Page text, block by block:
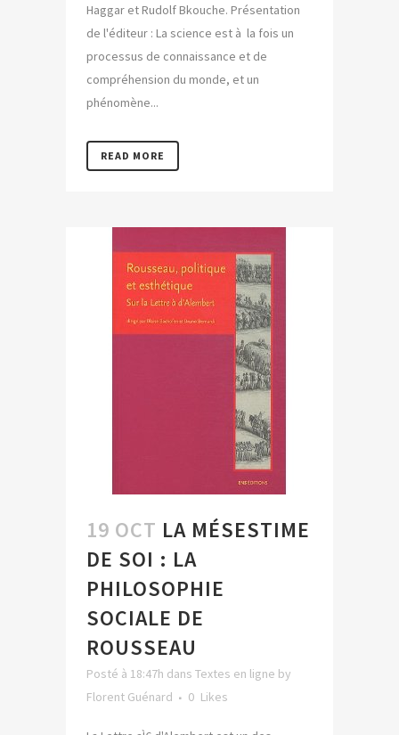
Haggar et Rudolf Bkouche. Présentation
de l'éditeur : La science est à la fois un
processus de connaissance et de
compréhension du monde, et un
phénomène...
READ MORE
19 OCT LA MÉSESTIME
DE SOI : LA
PHILOSOPHIE
SOCIALE DE
ROUSSEAU
Posté à 18:47h dans Textes en ligne by
Florent Guénard
0 Likes